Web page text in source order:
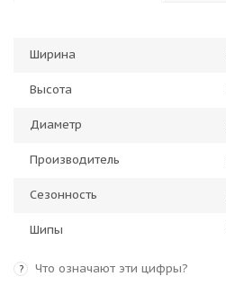
Ширина
Высота
Диаметр
Производитель
Сезонность
Шипы
? Что означают эти цифры?